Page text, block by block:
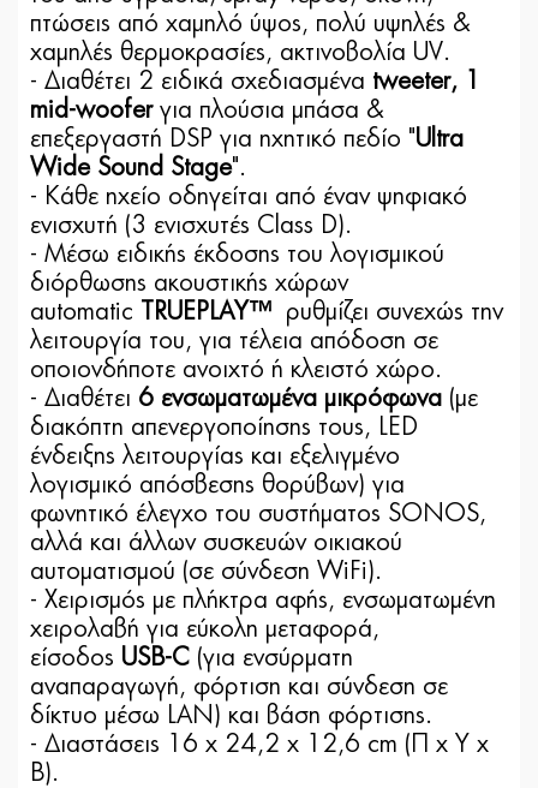
πτώσεις από χαμηλό ύψος, πολύ υψηλές &
χαμηλές θερμοκρασίες, ακτινοβολία UV.
- Διαθέτει 2 ειδικά σχεδιασμένα tweeter, 1
mid-wooferγια πλούσια μπάσα &
επεξεργαστή DSP για ηχητικό πεδίο "Ultra
Wide Sound Stage".
- Κάθε ηχείο οδηγείται από έναν ψηφιακό
ενισχυτή (3 ενισχυτές Class D).
- Μέσω ειδικής έκδοσης του λογισμικού
διόρθωσης ακουστικής χώρων
automatic
TRUEPLAY™ ρυθμίζει συνεχώς την
λειτουργία του, για τέλεια απόδοση σε
οποιονδήποτε ανοιχτό ή κλειστό χώρο.
- Διαθέτει 6 ενσωματωμένα μικρόφωνα (με
διακόπτη απενεργοποίησης τους, LED
ένδειξης λειτουργίας και εξελιγμένο
λογισμικό απόσβεσης θορύβων) για
φωνητικό έλεγχο του συστήματος SONOS,
αλλά και άλλων συσκευών οικιακού
αυτοματισμού (σε σύνδεση WiFi).
- Χειρισμός με πλήκτρα αφής, ενσωματωμένη
χειρολαβή για εύκολη μεταφορά,
είσοδος USB-C (για ενσύρματη
αναπαραγωγή, φόρτιση και σύνδεση σε
δίκτυο μέσω LAN) και βάση φόρτισης.
- Διαστάσεις 16 x 24,2 x 12,6 cm (Π x Υ x
B).